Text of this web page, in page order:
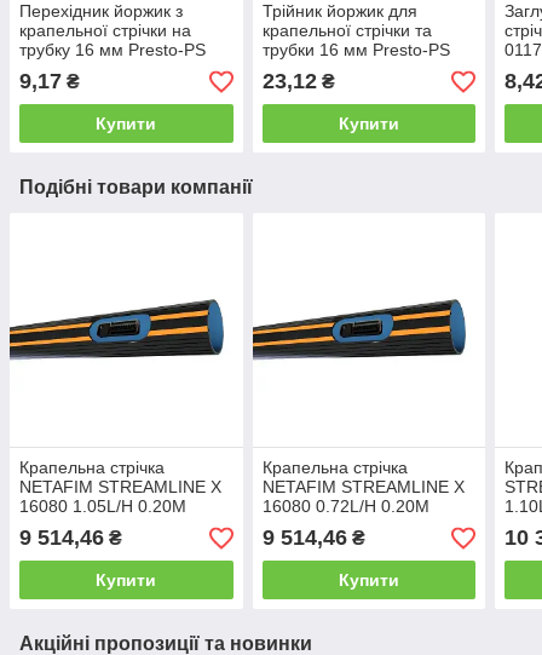
Перехідник йоржик з
крапельної стрічки на
трубку 16 мм Presto-PS
(ВС-011617)
9,17 ₴
Купити
Трійник йоржик для
крапельної стрічки та
трубки 16 мм Presto-PS
(ВТ-021716)
23,12₴
Купити
Подібні товари компанії
Крапельна стрічка
NETAFIM STREAMLINE X
16080 1.05L/H 0.20M
9 514,46 ₴
Купити
Крапельна стрічка
NETAFIM STREAMLINE X
16080 0.72L/H 0.20M
9 514,46₴
Купити
10
Акційні пропозиції та новинки